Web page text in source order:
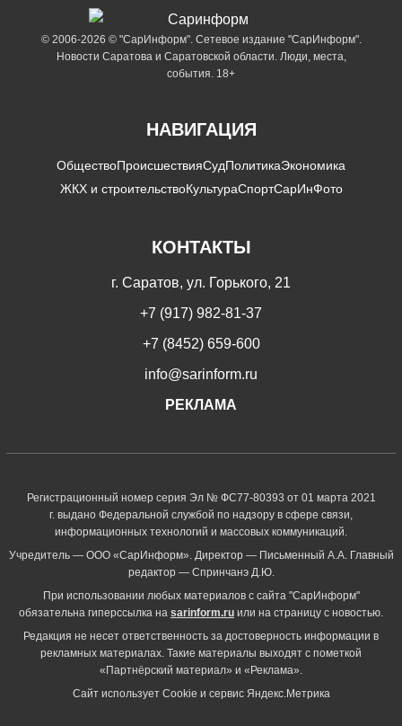
© 2006-2026 © "СарИнформ". Сетевое издание "СарИнформ".
Новости Саратова и Саратовской области. Люди, места,
события. 18+
НАВИГАЦИЯ
ОбществоПроисшествияСудПолитикаЭкономика
ЖКХ и строительствоКультураСпортСарИнФото
КОНТАКТЫ
г. Саратов, ул. Горького, 21
+7 (917) 982-81-37
+7 (8452) 659-600
info@sarinform.ru
РЕКЛАМА
Регистрационный номер серия Эл № ФС77-80393 от 01 марта 2021
г. выдано Федеральной службой по надзору в сфере связи,
информационных технологий и массовых коммуникаций.
Учредитель — ООО «СарИнформ». Директор — Письменный А.А. Главный
редактор — Спринчанэ Д.Ю.
При использовании любых материалов с сайта "СарИнформ"
обязательна гиперссылка на sarinform.ru или на страницу с новостью.
Редакция не несет ответственность за достоверность информации в
рекламных материалах. Такие материалы выходят с пометкой
«Партнёрский материал» и «Реклама».
Сайт использует Cookie и сервиc Яндекс.Метрика